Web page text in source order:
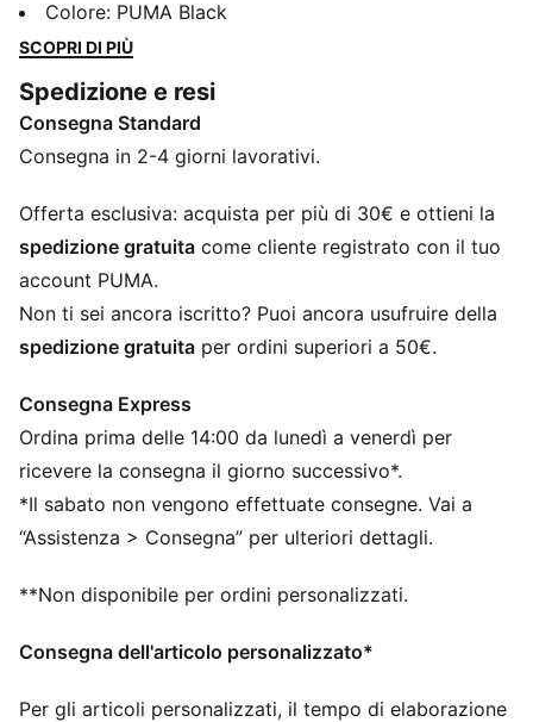
è pensata per chi abbraccia la semplicità con un tocco
di stile. Lasciate il segno con PUMA e godetevi uno
CARATTERISTICHE + VANTAGGI
Con almeno il 20% di cotone riciclato
DETTAGLI
260 g/m², tessuto single jersey
Lunghezza regolare
Girocollo
Loghi PUMA
Colore: PUMA Black
SCOPRI DI PIÙ
Spedizione e resi
Consegna Standard
Consegna in 2-4 giorni lavorativi.
Offerta esclusiva: acquista per più di 30€ e ottieni la
spedizione gratuita come cliente registrato con il tuo
account PUMA.
Non ti sei ancora iscritto? Puoi ancora usufruire della
spedizione gratuita per ordini superiori a 50€.
Consegna Express
Ordina prima delle 14:00 da lunedì a venerdì per
ricevere la consegna il giorno successivo*.
*Il sabato non vengono effettuate consegne. Vai a
“Assistenza > Consegna” per ulteriori dettagli.
**Non disponibile per ordini personalizzati.
Consegna dell'articolo personalizzato*
Per gli articoli personalizzati, il tempo di elaborazione